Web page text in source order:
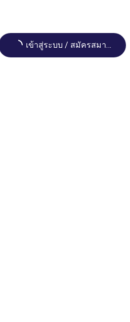
Loading...
เข้าสู่ระบบ / สมัครสมาชิก